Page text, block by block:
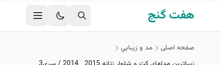
رفتن به محتوای اصلی
هفت گنج
صفحه اصلی
مد و زيبايي